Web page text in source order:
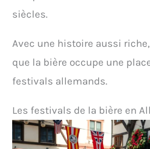
siècles.
Avec une histoire aussi
que la bière occupe une
festivals allemands.
Les festivals de la bière en